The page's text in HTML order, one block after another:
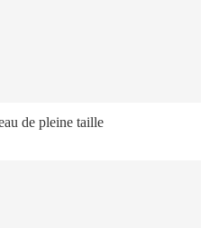
de pleine taille